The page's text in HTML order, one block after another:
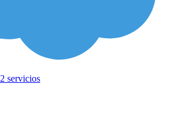
2 servicios